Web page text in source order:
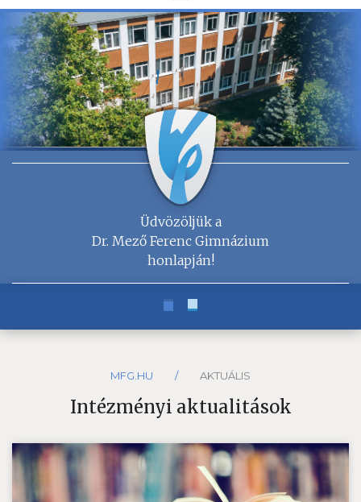
Üdvözöljük a
Dr. Mező Ferenc Gimnázium
honlapján!
MFG.HU / AKTUÁLIS
Intézményi aktualitások